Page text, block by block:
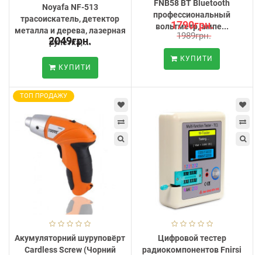
Noyafa NF-513
трасоискатель, детектор
металла и дерева, лазерная
рулетка, ...
2049грн.
КУПИТИ
FNB58 BT Bluetooth
профессиональный
вольтметр, ампе...
1790грн.
1989грн.
КУПИТИ
ТОП ПРОДАЖУ
Акумуляторний шуруповёрт
Cardless Screw (Чорний
Цифровой тестер
радиокомпонентов Fnirsi